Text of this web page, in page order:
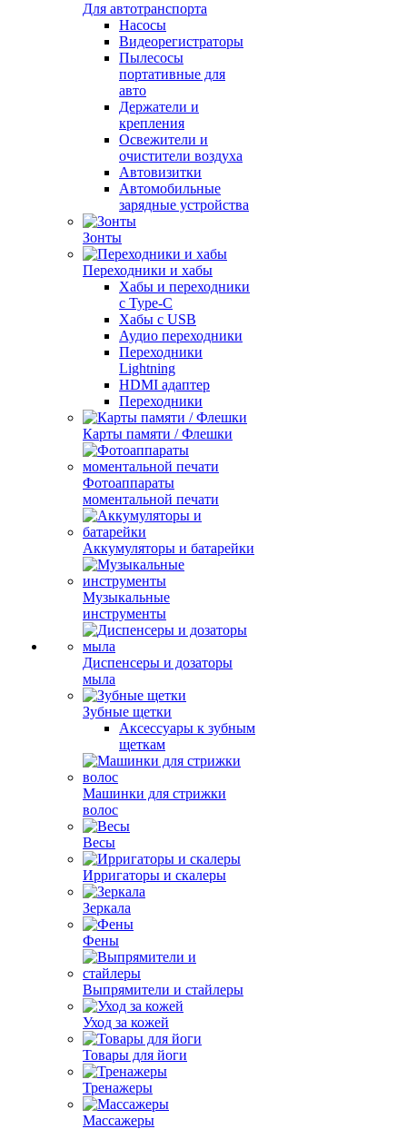
Для автотранспорта
Насосы
Видеорегистраторы
Пылесосы
портативные для
авто
Держатели и
крепления
Освежители и
очистители воздуха
Автовизитки
Автомобильные
зарядные устройства
Зонты
Переходники и хабы
Хабы и переходники
с Type-C
Хабы с USB
Аудио переходники
Переходники
Lightning
HDMI адаптер
Переходники
Карты памяти / Флешки
Фотоаппараты
моментальной печати
Аккумуляторы и батарейки
Музыкальные
инструменты
Диспенсеры и дозаторы
мыла
Зубные щетки
Аксессуары к зубным
щеткам
Машинки для стрижки
волос
Весы
Ирригаторы и скалеры
Зеркала
Фены
Выпрямители и стайлеры
Уход за кожей
Товары для йоги
Тренажеры
Массажеры